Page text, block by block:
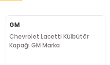
GM
Chevrolet Lacetti Külbütör
Kapağı GM Marka